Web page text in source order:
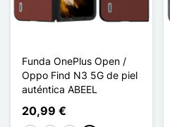
Funda OnePlus Open /
Oppo Find N3 5G de piel
auténtica ABEEL
20,99 €